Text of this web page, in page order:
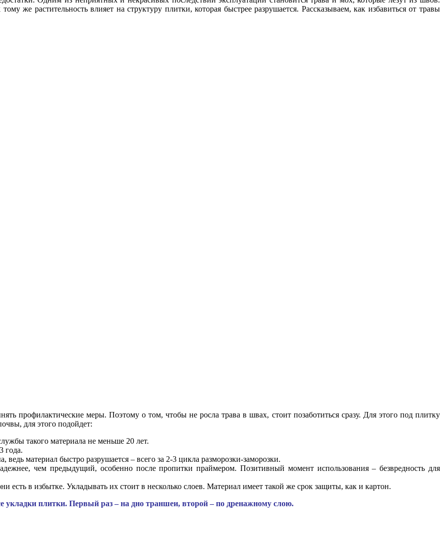
же растительность влияет на структуру плитки, которая быстрее разрушается. Рассказываем, как избавиться от травы
профилактические меры. Поэтому о том, чтобы не росла трава в швах, стоит позаботиться сразу. Для этого под плитку
для этого подойдет:
такого материала не меньше 20 лет.
года.
ведь материал быстро разрушается – всего за 2-3 цикла разморозки-заморозки.
чем предыдущий, особенно после пропитки праймером. Позитивный момент использования – безвредность для
в избытке. Укладывать их стоит в несколько слоев. Материал имеет такой же срок защиты, как и картон.
плитки. Первый раз – на дно траншеи, второй – по дренажному слою.